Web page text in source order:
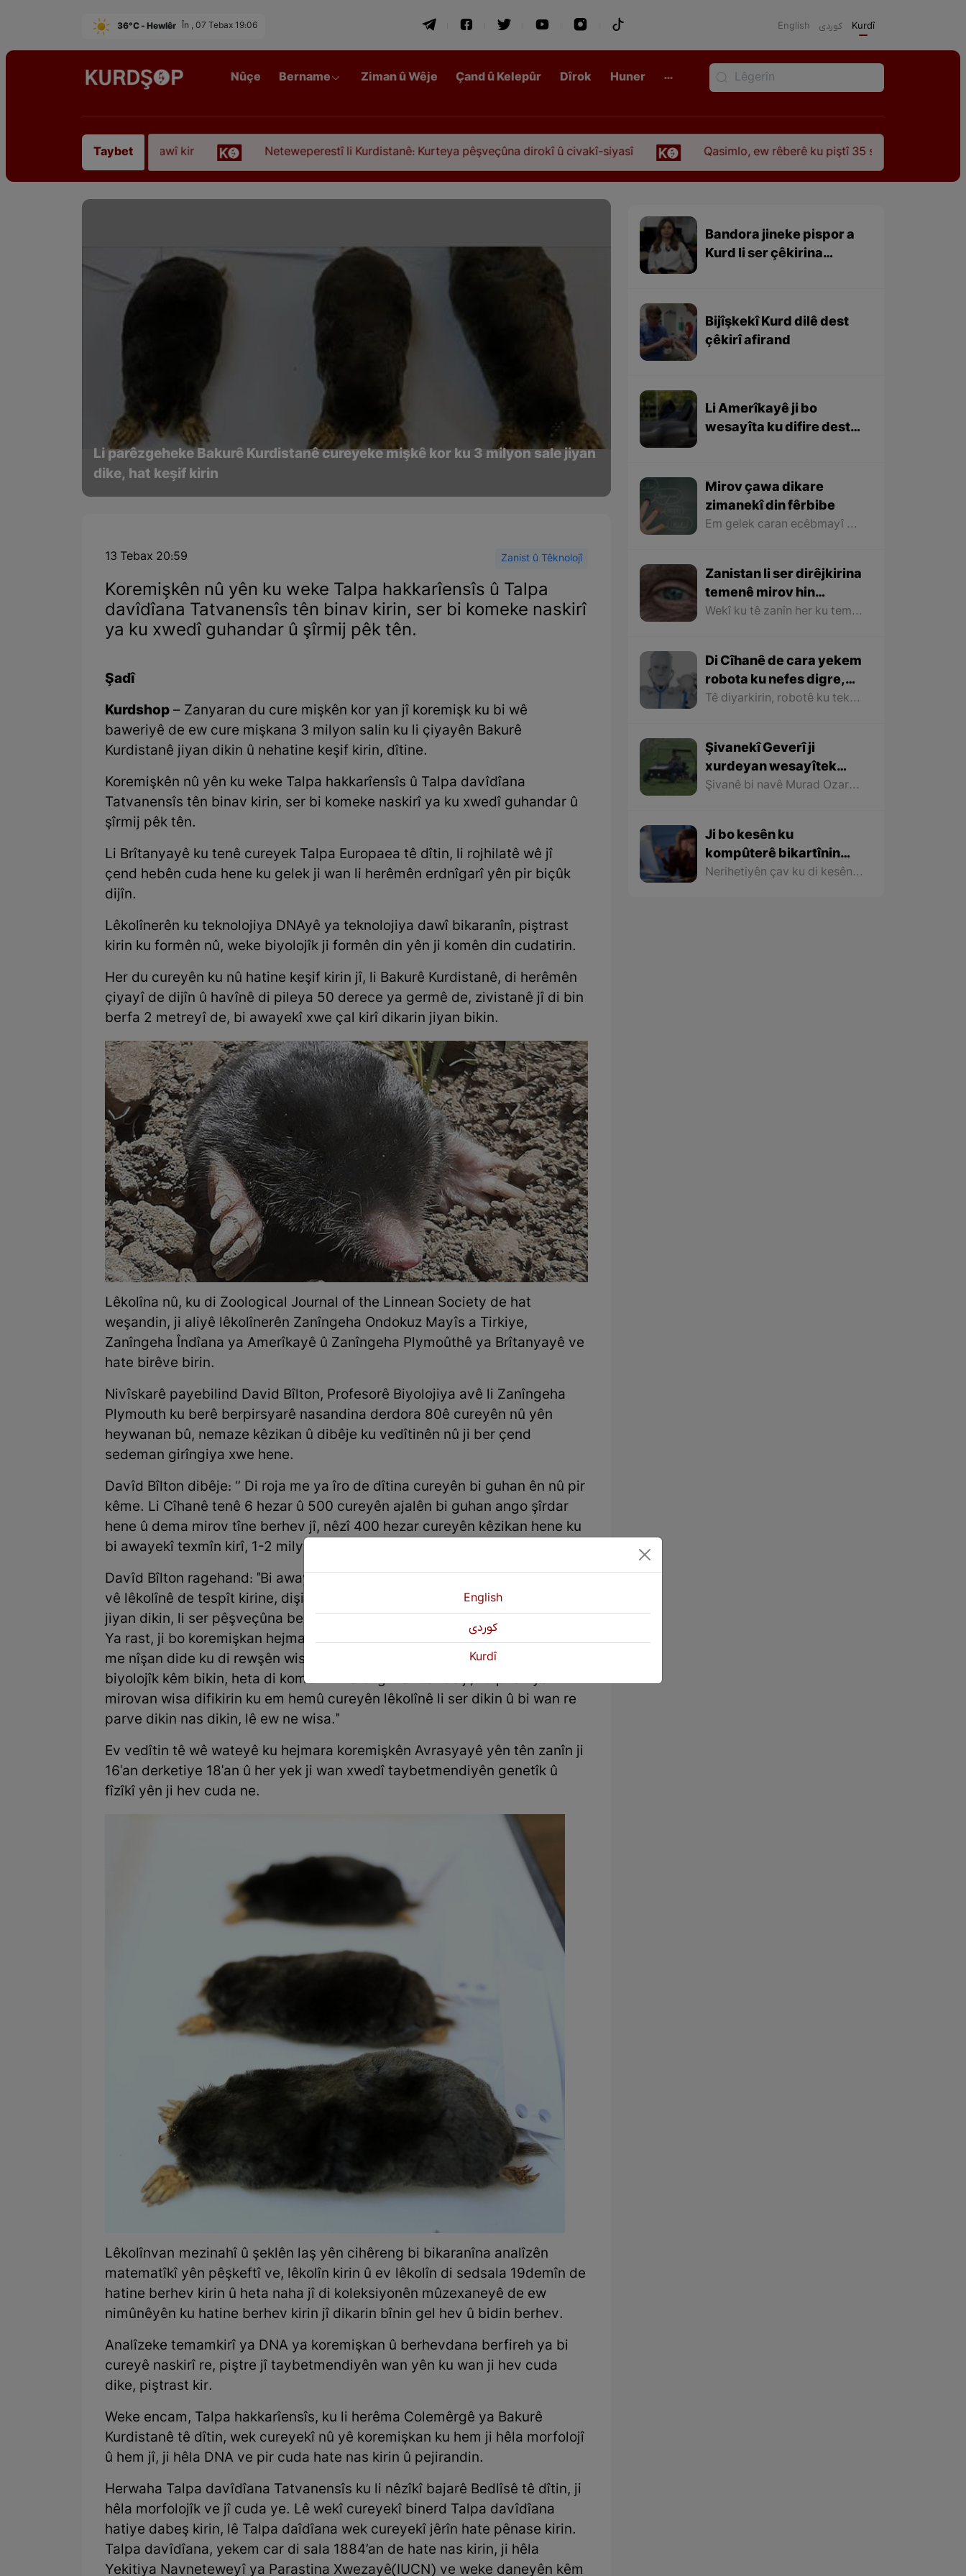
36°C - Hewlêr În , 07 Tebax 19:06 English كوردی Kurdî
Nûçe Bername Ziman û Wêje Çand û Kelepûr Dîrok Huner
Taybet
Sofyanî” koça dawî kir Neteweperestî li Kurdistanê: Kurteya pêşveçûna dirokî û civakî-siyasî Qasimlo, ew rêberê ku piştî 35 sal ji şehîdbûna wî hê jî
Li parêzgeheke Bakurê Kurdistanê cureyeke mişkê kor ku 3 milyon sale jiyan
dike, hat keşif kirin
13 Tebax 20:59 Zanist û Têknolojî
Koremişkên nû yên ku weke Talpa hakkarîensîs û Talpa
davîdîana Tatvanensîs tên binav kirin, ser bi komeke naskirî
ya ku xwedî guhandar û şîrmij pêk tên.
Şadî
Kurdshop – Zanyaran du cure mişkên kor yan jî koremişk ku bi wê
baweriyê de ew cure mişkana 3 milyon salin ku li çiyayên Bakurê
Kurdistanê jiyan dikin û nehatine keşif kirin, dîtine.
Koremişkên nû yên ku weke Talpa hakkarîensîs û Talpa davîdîana
Tatvanensîs tên binav kirin, ser bi komeke naskirî ya ku xwedî guhandar û
şîrmij pêk tên.
Li Brîtanyayê ku tenê cureyek Talpa Europaea tê dîtin, li rojhilatê wê jî
çend hebên cuda hene ku gelek ji wan li herêmên erdnîgarî yên pir biçûk
dijîn.
Lêkolînerên ku teknolojiya DNAyê ya teknolojiya dawî bikaranîn, piştrast
kirin ku formên nû, weke biyolojîk ji formên din yên ji komên din cudatirin.
Her du cureyên ku nû hatine keşif kirin jî, li Bakurê Kurdistanê, di herêmên
çiyayî de dijîn û havînê di pileya 50 derece ya germê de, zivistanê jî di bin
berfa 2 metreyî de, bi awayekî xwe çal kirî dikarin jiyan bikin.
Lêkolîna nû, ku di Zoological Journal of the Linnean Society de hat
weşandin, ji aliyê lêkolînerên Zanîngeha Ondokuz Mayîs a Tirkiye,
Zanîngeha Îndîana ya Amerîkayê û Zanîngeha Plymoûthê ya Brîtanyayê ve
hate birêve birin.
Nivîskarê payebilind David Bîlton, Profesorê Biyolojiya avê li Zanîngeha
Plymouth ku berê berpirsyarê nasandina derdora 80ê cureyên nû yên
heywanan bû, nemaze kêzikan û dibêje ku vedîtinên nû ji ber çend
sedeman girîngiya xwe hene.
Davîd Bîlton dibêje: ‘’ Di roja me ya îro de dîtina cureyên bi guhan ên nû pir
kême. Li Cîhanê tenê 6 hezar û 500 cureyên ajalên bi guhan ango şîrdar
hene û dema mirov tîne berhev jî, nêzî 400 hezar cureyên kêzikan hene ku
bi awayekî texmîn kirî, 1-2 milyon li ser rûyê erdê hene.’’
Davîd Bîlton ragehand: "Bi awayekî seranserî, koremişkên nû yên ku me di
vê lêkolînê de tespît kirine, dişibin cureyên din, ji ber ku di bin erdê de
jiyan dikin, li ser pêşveçûna beden û şikil de, astengiyên wan ên cidî hene.
Ya rast, ji bo koremişkan hejmareke sînordar ya helbijartî heye. Lêkolîna
me nîşan dide ku di rewşên wisa de, em çawa dikarin xwezaya rastîn a
biyolojîk kêm bikin, heta di komên mîna bi guhandar de jî, ku piraniya
mirovan wisa difikirin ku em hemû cureyên lêkolînê li ser dikin û bi wan re
parve dikin nas dikin, lê ew ne wisa."
Ev vedîtin tê wê wateyê ku hejmara koremişkên Avrasyayê yên tên zanîn ji
16'an derketiye 18'an û her yek ji wan xwedî taybetmendiyên genetîk û
fîzîkî yên ji hev cuda ne.
Lêkolînvan mezinahî û şeklên laş yên cihêreng bi bikaranîna analîzên
matematîkî yên pêşkeftî ve, lêkolîn kirin û ev lêkolîn di sedsala 19demîn de
hatine berhev kirin û heta naha jî di koleksiyonên mûzexaneyê de ew
nimûnêyên ku hatine berhev kirin jî dikarin bînin gel hev û bidin berhev.
Analîzeke temamkirî ya DNA ya koremişkan û berhevdana berfireh ya bi
cureyê naskirî re, piştre jî taybetmendiyên wan yên ku wan ji hev cuda
dike, piştrast kir.
Weke encam, Talpa hakkarîensîs, ku li herêma Colemêrgê ya Bakurê
Kurdistanê tê dîtin, wek cureyekî nû yê koremişkan ku hem ji hêla morfolojî
û hem jî, ji hêla DNA ve pir cuda hate nas kirin û pejirandin.
Herwaha Talpa davîdîana Tatvanensîs ku li nêzîkî bajarê Bedlîsê tê dîtin, ji
hêla morfolojîk ve jî cuda ye. Lê wekî cureyekî binerd Talpa davîdîana
hatiye dabeş kirin, lê Talpa daîdîana wek cureyekî jêrîn hate pênase kirin.
Talpa davîdîana, yekem car di sala 1884’an de hate nas kirin, ji hêla
Yekitiya Navneteweyî ya Parastina Xwezayê(IUCN) ve weke daneyên kêm
Bandora jineke pispor a
Kurd li ser çêkirina
Bijîşkekî Kurd dilê dest
çêkirî afirand
Li Amerîkayê ji bo
wesayîta ku difire destûr
Mirov çawa dikare
zimanekî din fêrbibe
Em gelek caran ecêbmayî dimînin ku bi yekî ku dikare bi yek an çend zimanên ku em nizanin an jê fêm nakin diaxive û dibe ku em ji yekî ku jêhatîbûna zimanê baş heye û bi biyaniyan re diaxive an çavkaniyên zimanên din bikar tîne çavnebariyê bikin.
Zanistan li ser dirêjkirina
temenê mirov hin
formûlên nû bidest xistin
Wekî ku tê zanîn her ku temenê mirov zêde dibe nexwaşiyên ku pêdikeve jî zêde dibin. Gelek sedemên wan nexwaşiyan hene û yek ji wan sedeman jî madeyên bi sûd ên di bedena mirov de kêm dibin û ew jî dihêle ku nexwaşî çêbin.
Di Cîhanê de cara yekem
robota ku nefes digre,
xwîdan dide û diricife
Tê diyarkirin, robotê ku tekane mînake, wê ji bo pîvandina germa zêde ya li ser zindiyan bibe alîkar.
Şivanekî Geverî ji
xurdeyan wesayîtek
çêkir
Şivanê bi navê Murad Ozaras yê 29 salî ku ji navçeya Gever a bajarê Colemêrg a Bakurê Kurdistanê ye, ji amûrên xurdeyan wesayîteke ku dikare demjimêrekî de heta 50 kîlometre lezê ve biçe, çêkir
Ji bo kesên ku
kompûterê bikartînin
hişyariya egzersizên çav
Nerihetiyên çav ku di kesên kampûterê bikar tînin de ji 7 salî heta 70 salî, bi taybetî ji bo wan kesên ku kar dikin pirsgirêkeke ku pêşî lê nayê girtin ava dike
English
كوردی
Kurdî